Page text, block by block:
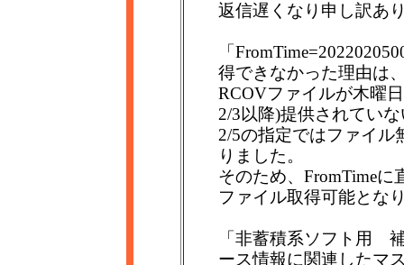
返信遅くなり申し訳あ
「
得できなかった理由は
RCOVファイルが木曜
2/3以降)提供されてい
2/5の指定ではファイル
りました。
そのため、FromTime
ファイル取得可能とな
「非蓄積系ソフト用
ース情報に関連したマ